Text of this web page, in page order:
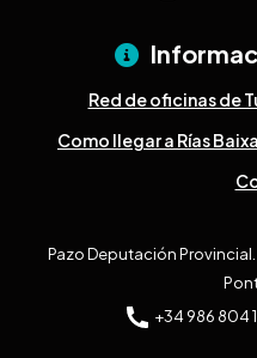
Red de oficinas de
Como llegar a Rías
Pazo Deputación
+34 986 804